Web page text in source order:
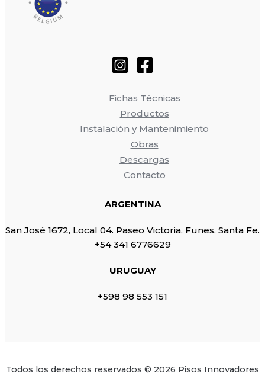
Fichas Técnicas
Productos
Instalación y Mantenimiento
Obras
Descargas
Contacto
ARGENTINA
San José 1672, Local 04. Paseo Victoria, Funes, Santa Fe.
+54 341 6776629
URUGUAY
+598 98 553 151
Todos los derechos reservados © 2026 Pisos Innovadores